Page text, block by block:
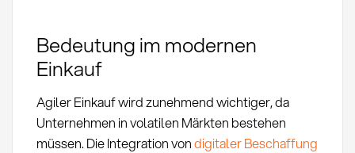
Bedeutung im modernen
Einkauf
Agiler Einkauf wird zunehmend wichtiger, da
Unternehmen in volatilen Märkten bestehen
müssen. Die Integration vondigitaler Beschaffung